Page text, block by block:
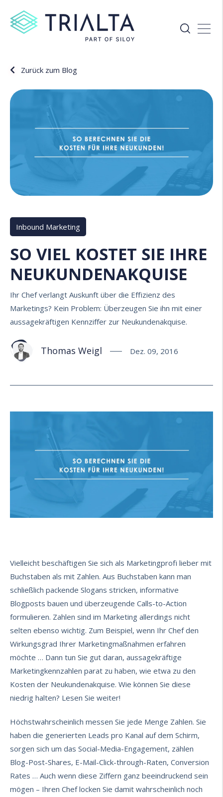
Zurück zum Blog
Inbound Marketing
SO VIEL KOSTET SIE IHRE
NEUKUNDENAKQUISE
Ihr Chef verlangt Auskunft über die Effizienz des
Marketings? Kein Problem: Überzeugen Sie ihn mit einer
aussagekräftigen Kennziffer zur Neukundenakquise.
Thomas Weigl Dez. 09, 2016
Vielleicht beschäftigen Sie sich als Marketingprofi lieber mit
Buchstaben als mit Zahlen. Aus Buchstaben kann man
schließlich packende Slogans stricken, informative
Blogposts bauen und überzeugende Calls-to-Action
formulieren. Zahlen sind im Marketing allerdings nicht
selten ebenso wichtig. Zum Beispiel, wenn Ihr Chef den
Wirkungsgrad Ihrer Marketingmaßnahmen erfahren
möchte … Dann tun Sie gut daran, aussagekräftige
Marketingkennzahlen parat zu haben, wie etwa zu den
Kosten der Neukundenakquise. Wie können Sie diese
niedrig halten? Lesen Sie weiter!
Höchstwahrscheinlich messen Sie jede Menge Zahlen. Sie
haben die generierten Leads pro Kanal auf dem Schirm,
sorgen sich um das Social-Media-Engagement, zählen
Blog-Post-Shares, E-Mail-Click-through-Raten, Conversion
Rates … Auch wenn diese Ziffern ganz beeindruckend sein
mögen – Ihren Chef locken Sie damit wahrscheinlich noch